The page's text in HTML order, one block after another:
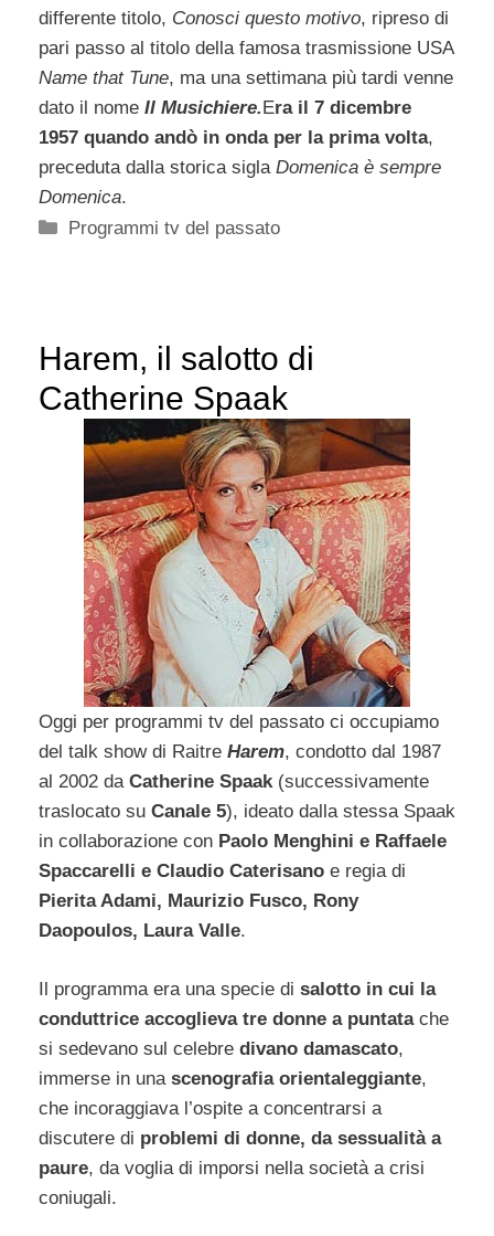
differente titolo, Conosci questo motivo, ripreso di
pari passo al titolo della famosa trasmissione USA
Name that Tune, ma una settimana più tardi venne
dato il nome Il Musichiere.Era il 7 dicembre
1957 quando andò in onda per la prima volta,
preceduta dalla storica sigla Domenica è sempre
Domenica.
Categorie
Programmi tv del passato
Harem, il salotto di
Catherine Spaak
Oggi per programmi tv del passato ci occupiamo
del talk show di Raitre Harem, condotto dal 1987
al 2002 da Catherine Spaak (successivamente
traslocato su Canale 5), ideato dalla stessa Spaak
in collaborazione con Paolo Menghini e Raffaele
Spaccarelli e Claudio Caterisano e regia di
Pierita Adami, Maurizio Fusco, Rony
Daopoulos, Laura Valle.
Il programma era una specie di salotto in cui la
conduttrice accoglieva tre donne a puntatache
si sedevano sul celebre divano damascato,
immerse in una scenografia orientaleggiante,
che incoraggiava l’ospite a concentrarsi a
discutere di problemi di donne, da sessualità a
paure, da voglia di imporsi nella società a crisi
coniugali.